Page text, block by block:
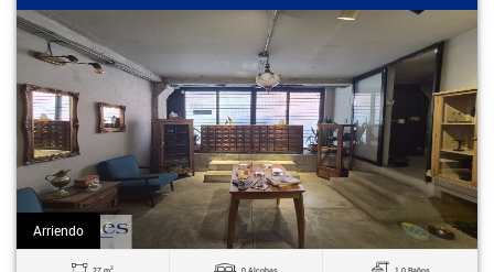
Arriendo
27 m2 0 Alcobas 1.0 Baños